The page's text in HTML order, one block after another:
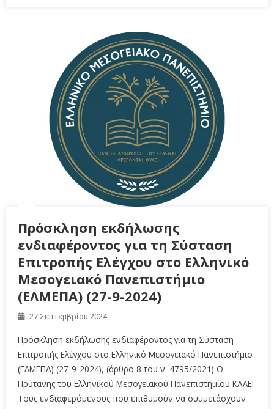
Πρόσκληση εκδήλωσης
ενδιαφέροντος για τη Σύσταση
Επιτροπής Ελέγχου στο Ελληνικό
Μεσογειακό Πανεπιστήμιο
(ΕΛΜΕΠΑ) (27-9-2024)
27 Σεπτεμβρίου 2024
Πρόσκληση εκδήλωσης ενδιαφέροντος για τη Σύσταση
Επιτροπής Ελέγχου στο Ελληνικό Μεσογειακό Πανεπιστήμιο
(ΕΛΜΕΠΑ) (27-9-2024), (άρθρο 8 του ν. 4795/2021) Ο
Πρύτανης του Ελληνικού Μεσογειακού Πανεπιστημίου ΚΑΛEI
Τους ενδιαφερόμενους που επιθυμούν να συμμετάσχουν